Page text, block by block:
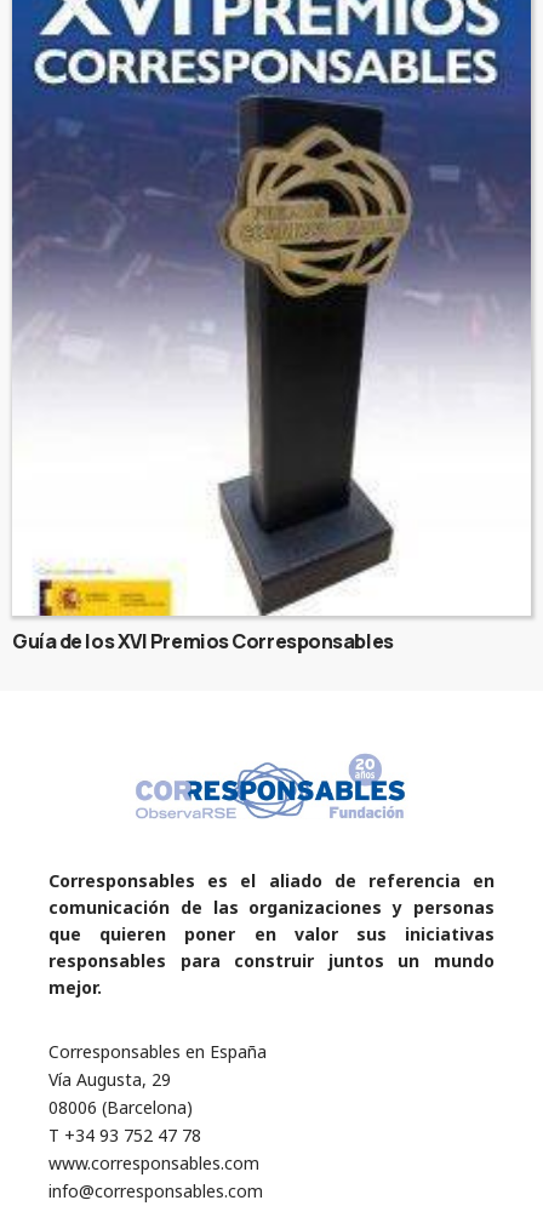
Guía de los XVI Premios Corresponsables
Corresponsables es el aliado de referencia en
comunicación de las organizaciones y personas
que quieren poner en valor sus iniciativas
responsables para construir juntos un mundo
mejor.
Corresponsables en España
Vía Augusta, 29
08006 (Barcelona)
T +34 93 752 47 78
www.corresponsables.com
info@corresponsables.com